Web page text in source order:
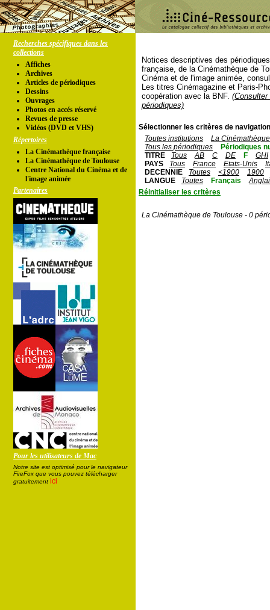
Recherches spécifiques dans les
collections
Affiches
Archives
Articles de périodiques
Dessins
Ouvrages
Photos en accés réservé
Revues de presse
Vidéos (DVD et VHS)
Répertoires
La Cinémathèque française
La Cinémathèque de Toulouse
Centre National du Cinéma et de
l'image animée
Partenaires
Pour les utilisateurs de Mac
Notre site est optimisé pour le navigateur
FireFox que vous pouvez télécharger
gratuitement ici
Notices descriptives des
française, de la Cinémathèque de
Cinéma et de l'image animée,
Les titres Cinémagazine et Paris-
coopération avec la BNF.
périodiques)
Sélectionner les critères de
Toutes institutions
La
Tous les périodiques
Périodiques
TITRE
Tous AB C DE F
GHI
PAYS
Tous France Etats-Unis
DECENNIE
Toutes <1900
1900
LANGUE
Toutes Français
Réinitialiser les critères
La Cinémathèque de Toulouse - 0